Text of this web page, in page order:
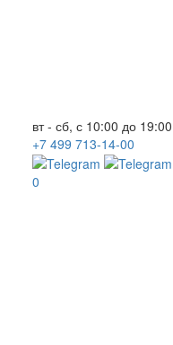
вт - сб, с 10:00 до 19:00
+7 499 713-14-00
0